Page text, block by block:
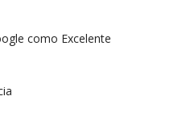
como Excelente